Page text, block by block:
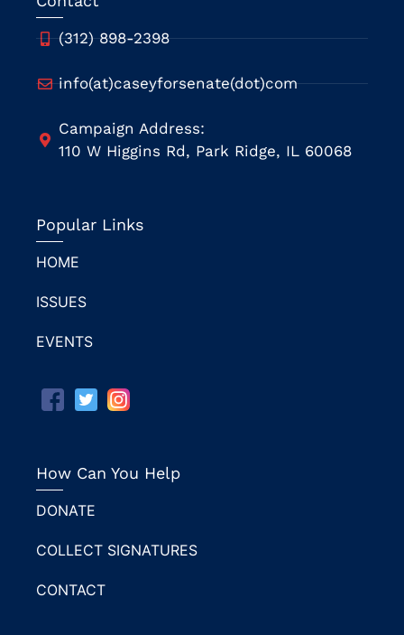
(312) 898-2398
info(at)caseyforsenate(dot)com
Campaign Address:
110 W Higgins Rd, Park Ridge, IL 60068
Popular Links
HOME
ISSUES
EVENTS
How Can You Help
DONATE
COLLECT SIGNATURES
CONTACT